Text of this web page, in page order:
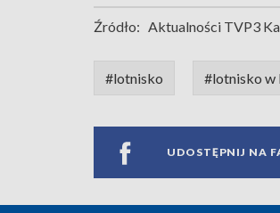
Źródło: Aktualności TVP3
#lotnisko #lotnisko w
UDOSTĘPNIJ NA